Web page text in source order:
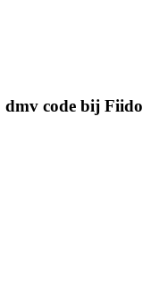
dmv code bij Fiido